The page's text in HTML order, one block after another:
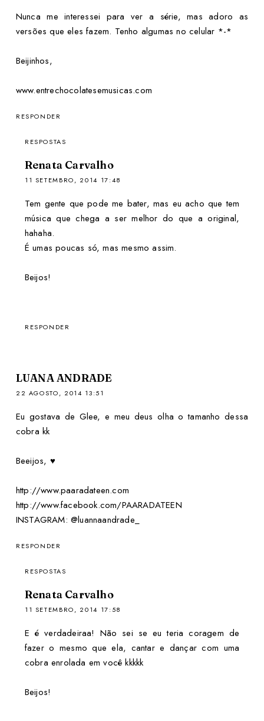
Nunca me interessei para ver a série, mas adoro as
versões que eles fazem. Tenho algumas no celular *-*
Beijinhos,
www.entrechocolatesemusicas.com
RESPONDER
RESPOSTAS
Renata Carvalho
11 SETEMBRO, 2014 17:48
Tem gente que pode me bater, mas eu acho que tem
música que chega a ser melhor do que a original,
hahaha.
É umas poucas só, mas mesmo assim.
Beijos!
RESPONDER
LUANA ANDRADE
22 AGOSTO, 2014 13:51
Eu gostava de Glee, e meu deus olha o tamanho dessa
cobra kk
Beeijos, ♥
http://www.paaradateen.com
http://www.facebook.com/PAARADATEEN
INSTAGRAM: @luannaandrade_
RESPONDER
RESPOSTAS
Renata Carvalho
11 SETEMBRO, 2014 17:58
E é verdadeiraa! Não sei se eu teria coragem de
fazer o mesmo que ela, cantar e dançar com uma
cobra enrolada em você kkkkk
Beijos!